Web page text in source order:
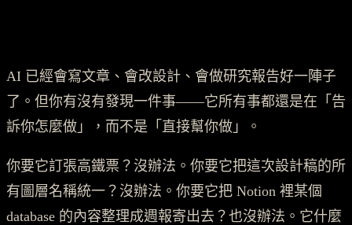
AI 已經會寫文章、會改設計、會做研究報告好一陣子
了。但你有沒有發現一件事——它所有事都還是在「告
訴你怎麼做」，而不是「直接幫你做」。
你要它訂張高鐵票？沒辦法。你要它把這次設計稿的所
有圖層名稱統一？沒辦法。你要它把 Notion 裡某個
database 的內容整理成週報寄出去？也沒辦法。它什麼